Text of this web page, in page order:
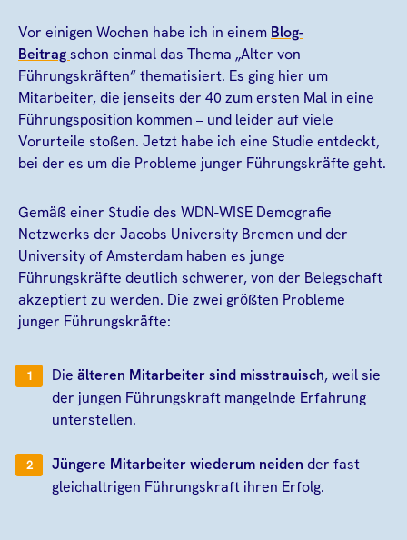
Vor einigen Wochen habe ich in einem Blog-
Beitragschon einmal das Thema „Alter von
Führungskräften“ thematisiert. Es ging hier um
Mitarbeiter, die jenseits der 40 zum ersten Mal in eine
Führungsposition kommen – und leider auf viele
Vorurteile stoßen. Jetzt habe ich eine Studie entdeckt,
bei der es um die Probleme junger Führungskräfte geht.
Gemäß einer Studie des WDN-WISE Demografie
Netzwerks der Jacobs University Bremen und der
University of Amsterdam haben es junge
Führungskräfte deutlich schwerer, von der Belegschaft
akzeptiert zu werden. Die zwei größten Probleme
junger Führungskräfte:
Die älteren Mitarbeiter sind misstrauisch, weil sie
der jungen Führungskraft mangelnde Erfahrung
unterstellen.
Jüngere Mitarbeiter wiederum neiden der fast
gleichaltrigen Führungskraft ihren Erfolg.